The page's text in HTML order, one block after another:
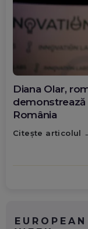
Diana Olar,
demonstrează
România
Citește articolul